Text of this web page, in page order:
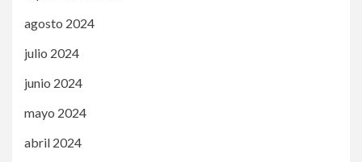
agosto 2024
julio 2024
junio 2024
mayo 2024
abril 2024